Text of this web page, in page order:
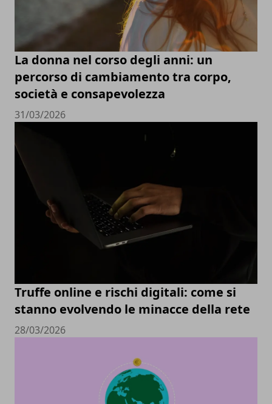
La donna nel corso degli anni: un
percorso di cambiamento tra corpo,
società e consapevolezza
31/03/2026
Truffe online e rischi digitali: come si
stanno evolvendo le minacce della rete
28/03/2026